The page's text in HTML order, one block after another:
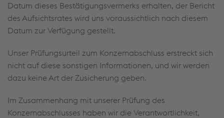
Datum dieses Bestätigungsvermerks erhalten, der Bericht
des Aufsichtsrates wird uns voraussichtlich nach diesem
Datum zur Verfügung gestellt.
Unser Prüfungsurteil zum Konzernabschluss erstreckt sich
nicht auf diese sonstigen Informationen, und wir werden
dazu keine Art der Zusicherung geben.
Im Zusammenhang mit unserer Prüfung des
Konzernabschlusses haben wir die Verantwortlichkeit,